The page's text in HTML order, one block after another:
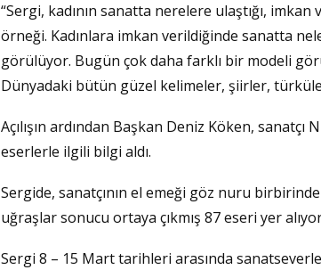
“Sergi, kadının sanatta nerelere ulaştığı,
örneği. Kadınlara imkan verildiğinde sanatta
görülüyor. Bugün çok daha farklı bir modeli
Dünyadaki bütün güzel kelimeler, şiirler, türküler
Açılışın ardından Başkan Deniz Köken,
eserlerle ilgili bilgi aldı.
Sergide, sanatçının el emeği göz nuru
uğraşlar sonucu ortaya çıkmış 87 eseri yer
Sergi 8 – 15 Mart tarihleri arasında